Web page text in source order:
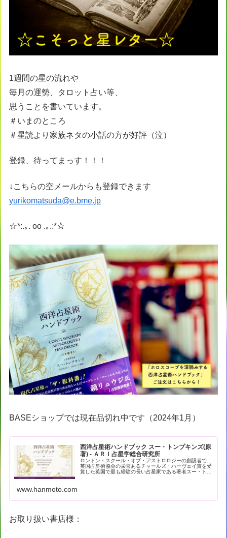
1週間の星の流れや
毎月の運勢、タロット占い等、
思うことを書いています。
＃いまのところ
＃星読より家族ネタの小話の方が好評（泣）
登録、待ってまっす！！！
↓こちらの空メールからも登録できます
yurikomatsuda@e.bme.jp
☆*:.｡. oo .｡.:*☆
BASEショップでは現在品切れ中です（2024年1月）
西洋占星術ハンドブック スー・トンプキンズ(原
著) - ＡＲＩ占星学総合研究所
ロンドン・スクール・オブ・アストロロジーの創設者で、
英国占星術協会の栄誉あるチャールズ・ハーヴェイ賞を受
賞した英国で最も経験の長い占星家である著者スー・トン
www.hanmoto.com
お取り扱い書店様：